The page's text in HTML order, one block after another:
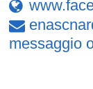
messaggio